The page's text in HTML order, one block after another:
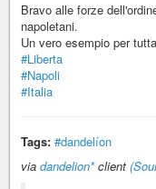
Bravo alle forze
napoletani.
Un vero esempio per
#Liberta
#Napoli
#Italia
Tags: #dandelíon
via dandelion*client